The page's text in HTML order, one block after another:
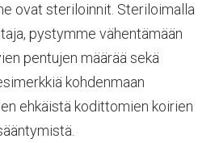
ovat steriloinnit. Steriloimalla
pystymme vähentämään
pentujen määrää sekä
kohdenmaan
ehkäistä kodittomien koirien